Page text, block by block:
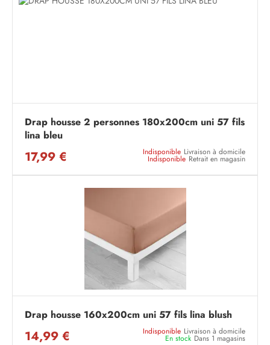
Drap housse 2 personnes 180x200cm uni 57 fils
lina bleu
17,99 € Indisponible Livraison à domicile
Indisponible Retrait en magasin
Drap housse 160x200cm uni 57 fils lina blush
14,99 € Indisponible Livraison à domicile
En stock Dans 1 magasins